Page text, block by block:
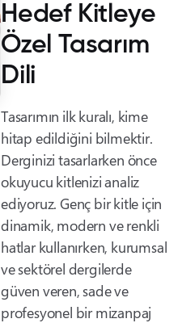
Hedef Kitleye
Özel Tasarım
Dili
Tasarımın ilk kuralı, kime
hitap edildiğini bilmektir.
Derginizi tasarlarken önce
okuyucu kitlenizi analiz
ediyoruz. Genç bir kitle için
dinamik, modern ve renkli
hatlar kullanırken, kurumsal
ve sektörel dergilerde
güven veren, sade ve
profesyonel bir mizanpaj